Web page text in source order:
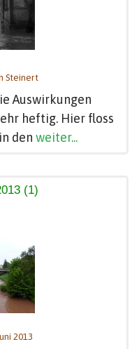
Steinert
Auswirkungen
heftig. Hier floss
den weiter...
(1)
2013